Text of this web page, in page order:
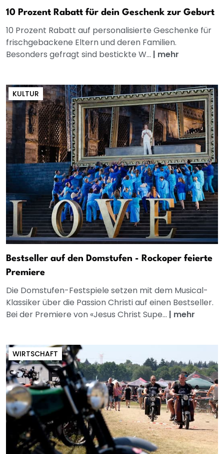
10 Prozent Rabatt für dein Geschenk zur Geburt
10 Prozent Rabatt auf personalisierte Geschenke für
frischgebackene Eltern und deren Familien.
Besonders gefragt sind bestickte W... | mehr
KULTUR
Bestseller auf den Domstufen - Rockoper feierte
Premiere
Die Domstufen-Festspiele setzen mit dem Musical-
Klassiker über die Passion Christi auf einen Bestseller.
Bei der Premiere von «Jesus Christ Supe... | mehr
WIRTSCHAFT